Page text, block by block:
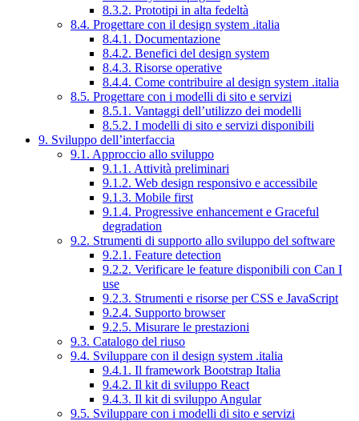
8.3.2. Prototipi in alta fedeltà
8.4. Progettare con il design system .italia
8.4.1. Documentazione
8.4.2. Benefici del design system
8.4.3. Risorse operative
8.4.4. Come contribuire al design system .italia
8.5. Progettare con i modelli di sito e servizi
8.5.1. Vantaggi dell’utilizzo dei modelli
8.5.2. I modelli di sito e servizi disponibili
9. Sviluppo dell’interfaccia
9.1. Approccio allo sviluppo
9.1.1. Attività preliminari
9.1.2. Web design responsivo e accessibile
9.1.3. Mobile first
9.1.4. Progressive enhancement e Graceful
degradation
9.2. Strumenti di supporto allo sviluppo del software
9.2.1. Feature detection
9.2.2. Verificare le feature disponibili con Can I
use
9.2.3. Strumenti e risorse per CSS e JavaScript
9.2.4. Supporto browser
9.2.5. Misurare le prestazioni
9.3. Catalogo del riuso
9.4. Sviluppare con il design system .italia
9.4.1. Il framework Bootstrap Italia
9.4.2. Il kit di sviluppo React
9.4.3. Il kit di sviluppo Angular
9.5. Sviluppare con i modelli di sito e servizi